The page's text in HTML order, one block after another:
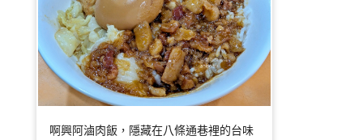
啊興阿滷肉飯，隱藏在八條通巷裡的台味